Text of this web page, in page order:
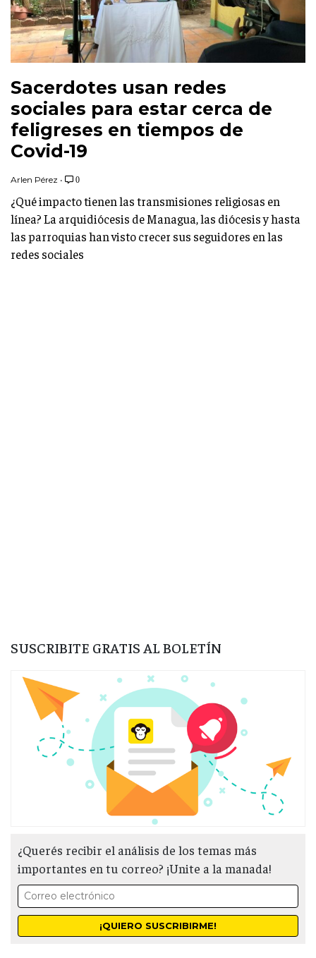
Sacerdotes usan redes
sociales para estar cerca de
feligreses en tiempos de
Covid-19
Arlen Pérez • 0
¿Qué impacto tienen las transmisiones religiosas en
línea? La arquidiócesis de Managua, las diócesis y hasta
las parroquias han visto crecer sus seguidores en las
redes sociales
SUSCRIBITE GRATIS AL BOLETÍN
¿Querés recibir el análisis de los temas más
importantes en tu correo? ¡Unite a la manada!